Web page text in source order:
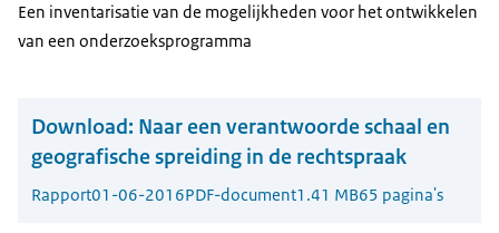
Een inventarisatie van de mogelijkheden voor het ontwikkelen
van een onderzoeksprogramma
Download: Naar een verantwoorde schaal en
geografische spreiding in de rechtspraak
Rapport01-06-2016PDF-document1.41 MB65 pagina's